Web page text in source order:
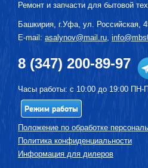
Ремонт и запчасти для бытовой
Башкирия, г.Уфа, ул. Российская,
E-mail: asalynov@mail.ru,
8 (347) 200-89-97
Часы работы: с 10:00 до 19:00 ПН-
Режим работы
Положение по обработке
Политика конфиденциальности
Информация для дилеров